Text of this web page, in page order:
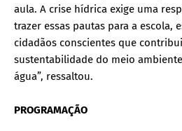
aula. A crise hídrica exige uma
trazer essas pautas para a escola,
cidadãos conscientes que
sustentabilidade do meio
água”, ressaltou.
PROGRAMAÇÃO